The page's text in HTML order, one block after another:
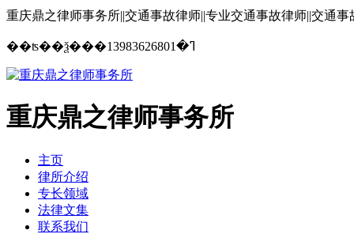
重庆鼎之律师事务所||交通事故律师||专业交通事故律师||交通事
��ʦ��ѯ���ߣ�13983626801
重庆鼎之律师事务所
主页
律所介绍
专长领域
法律文集
联系我们